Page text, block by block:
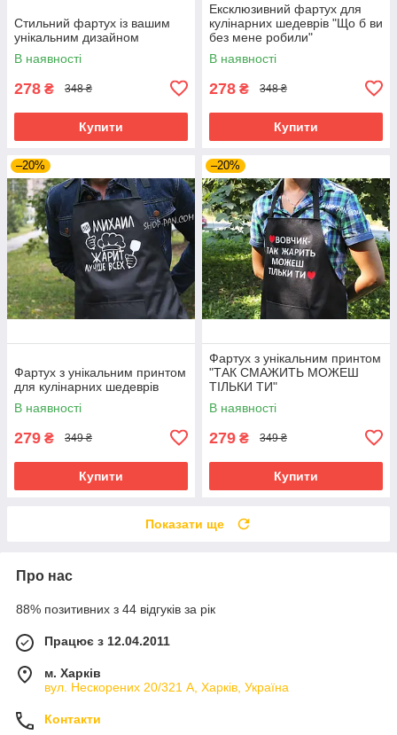
Стильний фартух із вашим
унікальним дизайном
В наявності
278 ₴ 348 ₴
Купити
Ексклюзивний фартух для
кулінарних шедеврів "Що б ви
без мене робили"
В наявності
278 ₴ 348 ₴
Купити
–20%
Фартух з унікальним принтом
для кулінарних шедеврів
В наявності
279 ₴ 349 ₴
Купити
–20%
Фартух з унікальним принтом
"ТАК СМАЖИТЬ МОЖЕШ
ТІЛЬКИ ТИ"
В наявності
279 ₴ 349 ₴
Купити
Показати ще
Про нас
88% позитивних з 44 відгуків за рік
Працює з 12.04.2011
м. Харків
вул. Нескорених 20/321 А, Харків, Україна
Контакти